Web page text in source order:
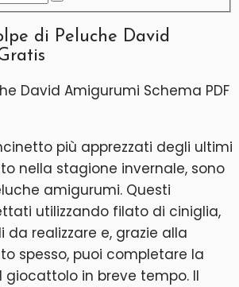
di Peluche David
più apprezzati degli ultimi
nella stagione invernale, sono
amigurumi. Questi
utilizzando filato di ciniglia,
realizzare e, grazie alla
spesso, puoi completare la
giocattolo in breve tempo. Il